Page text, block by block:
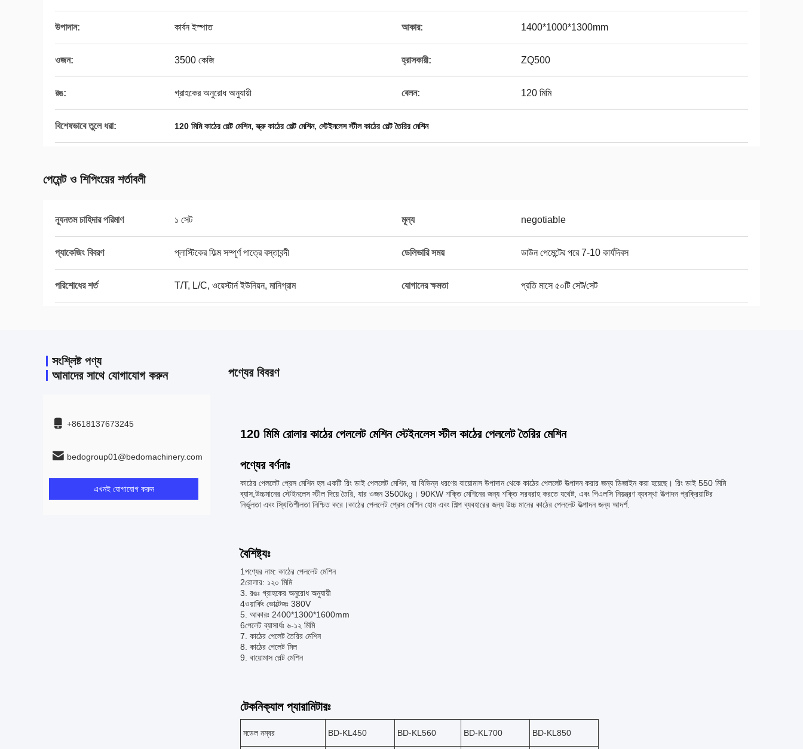
উপাদান: কার্বন ইস্পাত আকার: 1400*1000*1300mm
ওজন: 3500 কেজি হ্রাসকারী: ZQ500
রঙ: গ্রাহকের অনুরোধ অনুযায়ী বেলন: 120 মিমি
বিশেষভাবে তুলে ধরা: 120 মিমি কাঠের পেল্ট মেশিন,স্ক্রু কাঠের পেল্ট মেশিন, স্টেইনলেস স্টীল কাঠের পেল্ট তৈরির মেশিন
পেমেন্ট ও শিপিংয়ের শর্তাবলী
ন্যূনতম চাহিদার পরিমাণ ১ সেট মূল্য negotiable
প্যাকেজিং বিবরণ প্লাস্টিকের ফিল্ম সম্পূর্ণ পাত্রে বস্তাবন্দী ডেলিভারি সময় ডাউন পেমেন্টের পরে 7-10 কার্যদিবস
পরিশোধের শর্ত T/T, L/C, ওয়েস্টার্ন ইউনিয়ন, মানিগ্রাম যোগানের ক্ষমতা প্রতি মাসে ৫০টি সেট/সেট
সংশ্লিষ্ট পণ্য
আমাদের সাথে যোগাযোগ করুন
+8618137673245
bedogroup01@bedomachinery.com
এখনই যোগাযোগ করুন
পণ্যের বিবরণ
120 মিমি রোলার কাঠের পেললেট মেশিন স্টেইনলেস স্টীল কাঠের পেললেট তৈরির মেশিন
পণ্যের বর্ণনাঃ
কাঠের পেললেট প্রেস মেশিন হল একটি রিং ডাই পেললেট মেশিন, যা বিভিন্ন ধরণের বায়োমাস উপাদান থেকে কাঠের পেললেট উত্পাদন করার জন্য ডিজাইন করা হয়েছে। রিং ডাই 550 মিমি
ব্যাস,উচ্চমানের স্টেইনলেস স্টীল দিয়ে তৈরি, যার ওজন 3500kg। 90KW শক্তি মেশিনের জন্য শক্তি সরবরাহ করতে যথেষ্ট, এবং পিএলসি নিয়ন্ত্রণ ব্যবস্থা উত্পাদন প্রক্রিয়াটির
নির্ভুলতা এবং স্থিতিশীলতা নিশ্চিত করে।কাঠের পেললেট প্রেস মেশিন হোম এবং শিল্প ব্যবহারের জন্য উচ্চ মানের কাঠের পেললেট উত্পাদন জন্য আদর্শ.
বৈশিষ্ট্যঃ
1পণ্যের নাম: কাঠের পেললেট মেশিন
2রোলার: ১২০ মিমি
3. রঙঃ গ্রাহকের অনুরোধ অনুযায়ী
4ওয়ার্কিং ভোল্টেজঃ 380V
5. আকারঃ 2400*1300*1600mm
6পেলেট ব্যাসার্ধঃ ৬-১২ মিমি
7. কাঠের পেলেট তৈরির মেশিন
8. কাঠের পেলেট মিল
9. বায়োমাস পেল্ট মেশিন
টেকনিক্যাল প্যারামিটারঃ
মডেল নম্বর BD-KL450 BD-KL560 BD-KL700 BD-KL850